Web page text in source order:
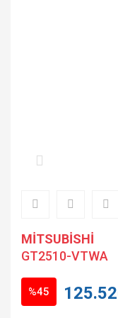
MİTSUBİSHİ
GT2510-VTWA
%45